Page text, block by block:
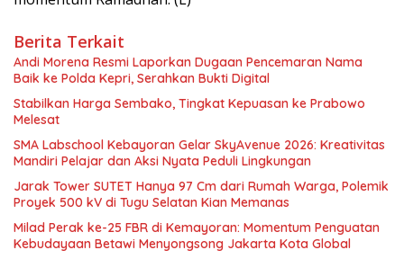
Berita Terkait
Andi Morena Resmi Laporkan Dugaan Pencemaran Nama
Baik ke Polda Kepri, Serahkan Bukti Digital
Stabilkan Harga Sembako, Tingkat Kepuasan ke Prabowo
Melesat
SMA Labschool Kebayoran Gelar SkyAvenue 2026: Kreativitas
Mandiri Pelajar dan Aksi Nyata Peduli Lingkungan
Jarak Tower SUTET Hanya 97 Cm dari Rumah Warga, Polemik
Proyek 500 kV di Tugu Selatan Kian Memanas
Milad Perak ke-25 FBR di Kemayoran: Momentum Penguatan
Kebudayaan Betawi Menyongsong Jakarta Kota Global